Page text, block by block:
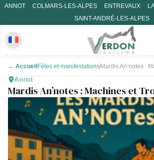
ANNOT COLMARS-LES-ALPES ENTREVAUX
SAINT-ANDRÉ-LES-ALPES
← Accueil Fêtes et manifestations Mardis An’notes :
Annot
Mardis An’notes : Machines et